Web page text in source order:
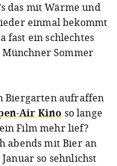
das mit Wärme und
einmal bekommt
fast ein schlechtes
Münchner Sommer
Biergarten aufraffen
Air Kino so lange
Film mehr lief?
abends mit Bier an
so sehnlichst